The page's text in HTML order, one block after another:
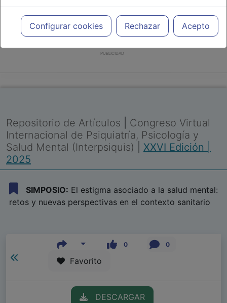
meramente informativo, siendo responsabilidad de los
profesionales facultados prescribir medicamentos y decidir, en
cada caso concreto, el tratamiento más adecuado a las
necesidades del paciente.
Configurar cookies Rechazar Acepto
PUBLICIDAD
Repositorio de Artículos
Congreso Virtual
Internacional de Psiquiatría, Psicología y
Salud Mental (Interpsiquis)
XXVI Edición |
2025
SIMPOSIO: El estigma asociado a la salud mental:
retos y nuevas perspectivas en el contexto sanitario
0 0
Favorito
DESCARGAR